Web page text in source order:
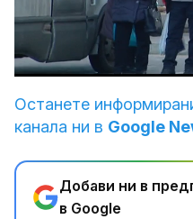
Unmute
Останете
канала ни в Google
Добави ни в
в Google